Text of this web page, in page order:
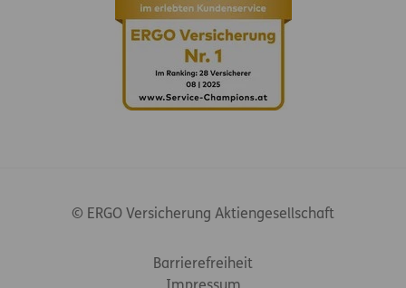
© ERGO Versicherung Aktiengesellschaft
Barrierefreiheit